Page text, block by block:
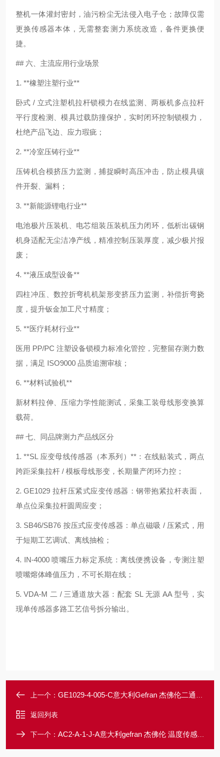
整机一体灌封密封，油污粉尘无法侵入电子仓；故障仅需
更换传感器本体，无需整套测力系统改造，备件更换便
捷。
## 六、主流应用行业场景
1. **橡塑注塑行业**
卧式 / 立式注塑机拉杆锁模力在线监测、两板机多点拉杆
平行度检测、模具过载防撞保护，实时闭环控制锁模力，
杜绝产品飞边、应力瑕疵；
2. **冷室压铸行业**
压铸机合模挤压力监测，捕捉瞬时高压冲击，防止模具镶
件开裂、漏料；
3. **新能源锂电行业**
电池极片压装机、电芯组装压装机压力闭环，低析出碳钢
机身适配无尘洁净产线，精准控制压装厚度，减少极片报
废；
4. **液压成型设备**
四柱冲压、数控折弯机机架形变挤压力监测，补偿折弯挠
度，提升钣金加工尺寸精度；
5. **医疗耗材行业**
医用 PP/PC 注塑设备锁模力标准化管控，完整留存测力数
据，满足 ISO9000 品质追溯审核；
6. **材料试验机**
新材料拉伸、压缩力学性能测试，采集工装母线形变换算
载荷。
## 七、同品牌测力产品线区分
1. **SL 应变母线传感器（本系列）**：在线贴装式，两点
跨距采集拉杆 / 模板母线形变，长期量产闭环力控；
2. GE1029 拉杆压紧式应变传感器：钢带抱紧拉杆表面，
单点位采集拉杆圆周应变；
3. SB46/SB76 按压式应变传感器：单点磁吸 / 压紧式，用
于短期工艺调试、离线抽检；
4. IN-4000 喷嘴压力标定系统：离线便携设备，专测注塑
喷嘴熔体峰值压力，不可长期在线；
5. VDA-M 二 / 三通道放大器：配套 SL 无源 AA 型号，实
现单传感器多路工艺信号拆分输出。
上一个： GE1029-4-005-C意大利Gefran 杰佛伦二通道或三通道放大器
返回列表
下一个： AC2-A-1-J-A意大利gefran 杰佛伦 温度传感器热电偶